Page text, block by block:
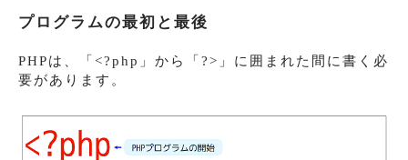
プログラムの最初と最後
PHPは、「 <?php 」から「 ?> 」に囲まれた間に書く必
要があります。